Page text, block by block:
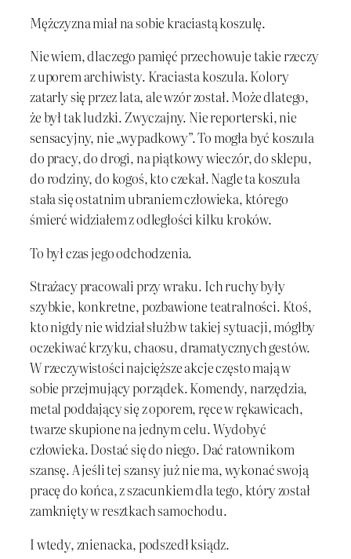
Mężczyzna miał na sobie kraciastą koszulę.
Nie wiem, dlaczego pamięć przechowuje takie rzeczy
z uporem archiwisty. Kraciasta koszula. Kolory
zatarły się przez lata, ale wzór został. Może dlatego,
że był tak ludzki. Zwyczajny. Nie reporterski, nie
sensacyjny, nie „wypadkowy”. To mogła być koszula
do pracy, do drogi, na piątkowy wieczór, do sklepu,
do rodziny, do kogoś, kto czekał. Nagle ta koszula
stała się ostatnim ubraniem człowieka, którego
śmierć widziałem z odległości kilku kroków.
To był czas jego odchodzenia.
Strażacy pracowali przy wraku. Ich ruchy były
szybkie, konkretne, pozbawione teatralności. Ktoś,
kto nigdy nie widział służb w takiej sytuacji, mógłby
oczekiwać krzyku, chaosu, dramatycznych gestów.
W rzeczywistości najcięższe akcje często mają w
sobie przejmujący porządek. Komendy, narzędzia,
metal poddający się z oporem, ręce w rękawicach,
twarze skupione na jednym celu. Wydobyć
człowieka. Dostać się do niego. Dać ratownikom
szansę. A jeśli tej szansy już nie ma, wykonać swoją
pracę do końca, z szacunkiem dla tego, który został
zamknięty w resztkach samochodu.
I wtedy, znienacka, podszedł ksiądz.